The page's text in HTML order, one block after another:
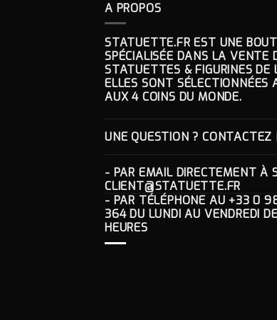
A PROPOS
STATUETTE.FR EST UNE
SPÉCIALISÉE DANS LA VENTE
STATUETTES & FIGURINES DE
ELLES SONT SÉLECTIONNÉES
AUX 4 COINS DU MONDE.
UNE QUESTION ? CONTACTEZ
- PAR EMAIL DIRECTEMENT À
CLIENT@STATUETTE.FR
- PAR TÉLÉPHONE AU +33 0
364DU LUNDI AU VENDREDI
HEURES